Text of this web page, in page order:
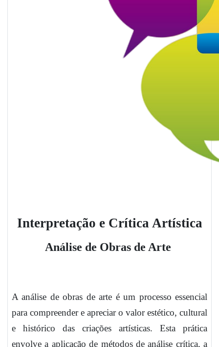
Interpretação e Crítica Artística
Análise de Obras de Arte
A análise de obras de arte é um processo essencial
para compreender e apreciar o valor estético, cultural
e histórico das criações artísticas. Esta prática
envolve a aplicação de métodos de análise crítica, a